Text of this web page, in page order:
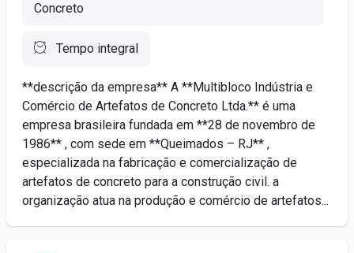
Concreto
Tempo integral
**descrição da empresa** A **Multibloco Indústria e
Comércio de Artefatos de Concreto Ltda.** é uma
empresa brasileira fundada em **28 de novembro de
1986** , com sede em **Queimados – RJ** ,
especializada na fabricação e comercialização de
artefatos de concreto para a construção civil. a
organização atua na produção e comércio de artefatos...